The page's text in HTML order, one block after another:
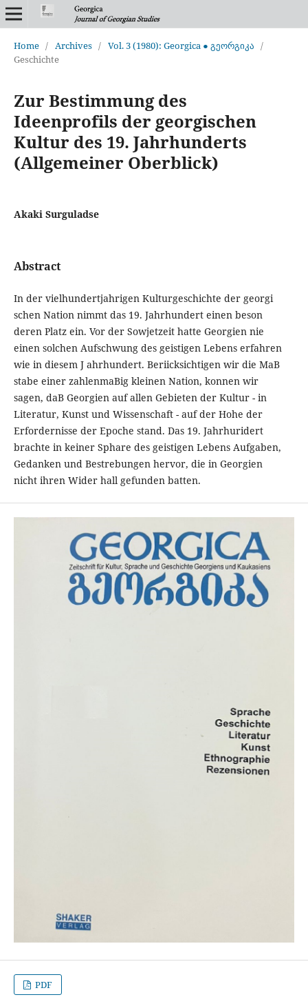
Home / Archives / Vol. 3 (1980): Georgica ● გეორგიკა /
Geschichte
Zur Bestimmung des
Ideenprofils der georgischen
Kultur des 19. Jahrhunderts
(Allgemeiner Oberblick)
Akaki Surguladse
Abstract
In der vielhundertjahrigen Kulturgeschichte der georgi­
schen Nation nimmt das 19. Jahrhundert einen beson­
deren Platz ein. Vor der Sowjetzeit hatte Georgien nie
einen solchen Aufschwung des geistigen Lebens erfahren
wie in diesem J ahrhundert. Beriicksichtigen wir die MaB­
stabe einer zahlenmaBig kleinen Nation, konnen wir
sagen, daB Georgien auf allen Gebieten der Kultur - in
Literatur, Kunst und Wissenschaft - auf der Hohe der
Erfordernisse der Epoche stand. Das 19. Jahrhuridert
brachte in keiner Sphare des geistigen Lebens Aufgaben,
Gedanken und Bestrebungen hervor, die in Georgien
nicht ihren Wider hall gefunden batten.
PDF